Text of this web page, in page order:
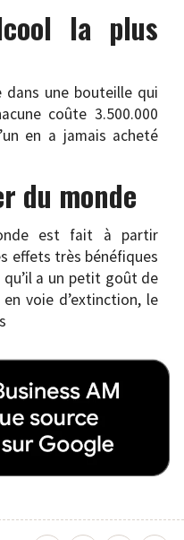
la plus
dans une bouteille qui
coûte 3.500.000
en a jamais acheté
du monde
est fait à partir
effets très bénéfiques
a un petit goût de
voie d’extinction, le